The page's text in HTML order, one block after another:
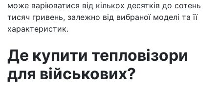
може варіюватися від кількох десятків до сотень
тисяч гривень, залежно від вибраної моделі та її
характеристик.
Де купити тепловізори
для військових?